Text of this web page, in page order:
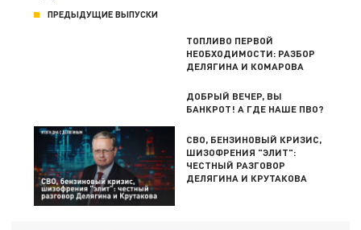
ПРЕДЫДУЩИЕ ВЫПУСКИ
ТОПЛИВО ПЕРВОЙ
НЕОБХОДИМОСТИ: РАЗБОР
ДЕЛЯГИНА И КОМАРОВА
ДОБРЫЙ ВЕЧЕР, ВЫ
БАНКРОТ! А ГДЕ НАШЕ ПВО?
СВО, БЕНЗИНОВЫЙ КРИЗИС,
ШИЗОФРЕНИЯ "ЭЛИТ":
ЧЕСТНЫЙ РАЗГОВОР
ДЕЛЯГИНА И КРУТАКОВА